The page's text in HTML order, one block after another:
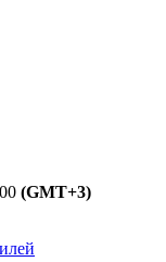
(GMT+3)